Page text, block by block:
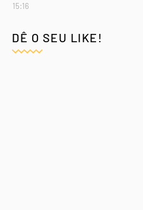
15:16
DÊ O SEU LIKE!